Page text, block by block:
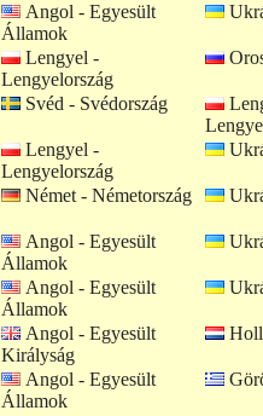
Angol - Egyesült
Államok
Lengyel -
Lengyelország
Svéd - Svédország
Lengyel -
Lengyelország
Német - Németország
Angol - Egyesült
Államok
Angol - Egyesült
Államok
Angol - Egyesült
Királyság
Angol - Egyesült
Államok